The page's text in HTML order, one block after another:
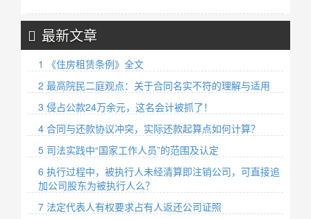
最新文章
1 《住房租赁条例》全文
2 最高院民二庭观点：关于合同名实不符的理解与适用
3 侵占公款24万余元，这名会计被抓了！
4 合同与还款协议冲突，实际还款起算点如何计算？
5 司法实践中“国家工作人员”的范围及认定
6 执行过程中，被执行人未经清算即注销公司，可直接追
加公司股东为被执行人么？
7 法定代表人有权要求占有人返还公司证照